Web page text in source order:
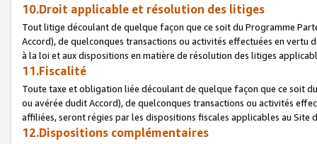
10.Droit applicable et résolution des litiges
Tout litige découlant de quelque façon que ce soit du Programme
Accord), de quelconques transactions ou activités effectuées en vertu
à la loi et aux dispositions en matière de résolution des litiges
11.Fiscalité
Toute taxe et obligation liée découlant de quelque façon que ce soit
ou avérée dudit Accord), de quelconques transactions ou activités
affiliées, seront régies par les dispositions fiscales applicables au Site
12.Dispositions complémentaires